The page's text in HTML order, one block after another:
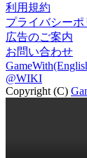
利用規約
プライバシーポ
広告のご案内
お問い合わせ
@WIKI
Copyright (C)